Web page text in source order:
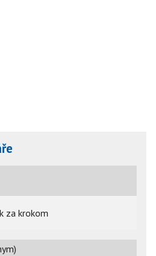
za krokom